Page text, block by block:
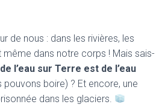
de nous : dans les rivières, les
même dans notre corps ! Mais sais-
l’eau sur Terre est de l’eau
pouvons boire) ? Et encore, une
dans les glaciers.